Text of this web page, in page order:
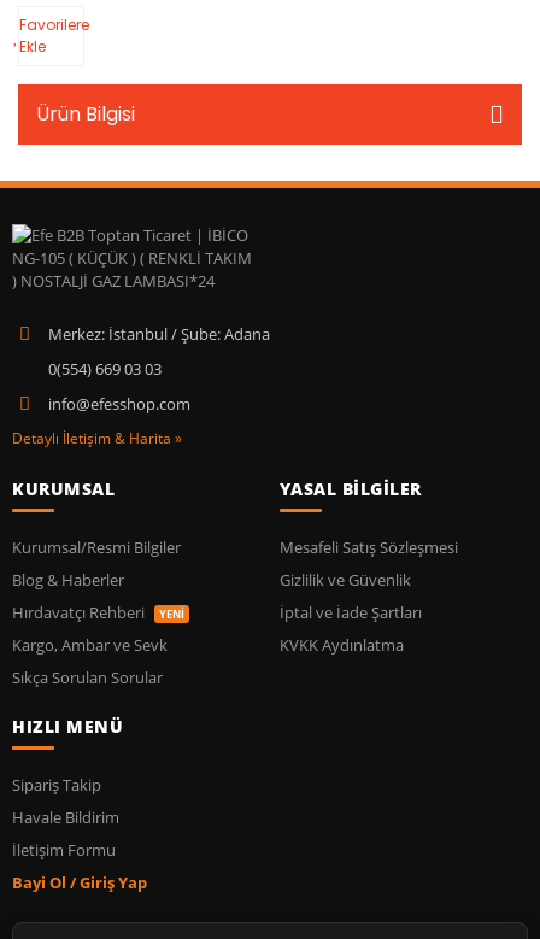
Favorilere
Ekle
Ürün Bilgisi
Merkez: İstanbul / Şube: Adana
0(554) 669 03 03
info@efesshop.com
Detaylı İletişim & Harita »
KURUMSAL
Kurumsal/Resmi Bilgiler
Blog & Haberler
Hırdavatçı Rehberi
YENİ
Kargo, Ambar ve Sevk
Sıkça Sorulan Sorular
YASAL BİLGİLER
Mesafeli Satış Sözleşmesi
Gizlilik ve Güvenlik
İptal ve İade Şartları
KVKK Aydınlatma
HIZLI MENÜ
Sipariş Takip
Havale Bildirim
İletişim Formu
Bayi Ol / Giriş Yap